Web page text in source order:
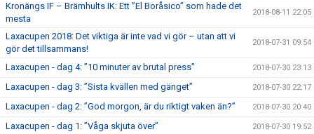
Kronängs IF – Brämhults IK: Ett ”El Boråsico” som hade det
mesta
2018-08-11 22:05
Laxacupen 2018: Det viktiga är inte vad vi gör – utan att vi
gör det tillsammans!
2018-07-31 09:54
Laxacupen - dag 4: ”10 minuter av brutal press” 2018-07-30 23:13
Laxacupen - dag 3: ”Sista kvällen med gänget” 2018-07-30 22:17
Laxacupen - dag 2: ”God morgon, är du riktigt vaken än?” 2018-07-30 20:40
Laxacupen - dag 1: ”Våga skjuta över” 2018-07-30 19:52